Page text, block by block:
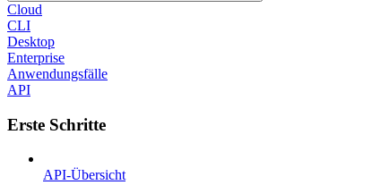
Cloud
CLI
Desktop
Enterprise
Anwendungsfälle
API
Erste Schritte
API-Übersicht